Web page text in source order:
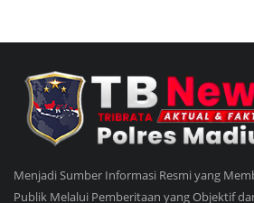
Menjadi Sumber Informasi Resmi yang
Publik Melalui Pemberitaan yang Objektif